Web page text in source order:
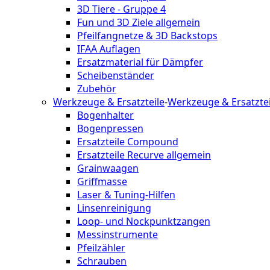
3D Tiere - Gruppe 4
Fun und 3D Ziele allgemein
Pfeilfangnetze & 3D Backstops
IFAA Auflagen
Ersatzmaterial für Dämpfer
Scheibenständer
Zubehör
Werkzeuge & Ersatzteile-Werkzeuge &
Bogenhalter
Bogenpressen
Ersatzteile Compound
Ersatzteile Recurve allgemein
Grainwaagen
Griffmasse
Laser & Tuning-Hilfen
Linsenreinigung
Loop- und Nockpunktzangen
Messinstrumente
Pfeilzähler
Schrauben